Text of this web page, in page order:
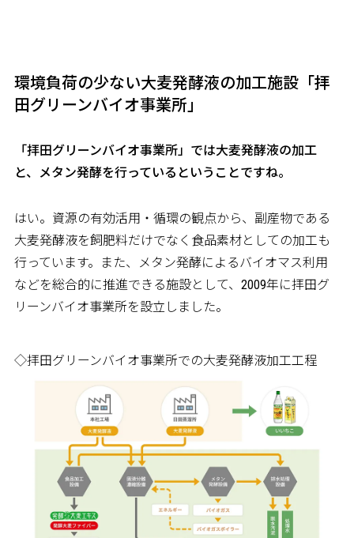
環境負荷の少ない大麦発酵液の加工施設「拝
田グリーンバイオ事業所」
――「拝田グリーンバイオ事業所」では大麦発酵液の加工
と、メタン発酵を行っているということですね。
はい。資源の有効活用・循環の観点から、副産物である
大麦発酵液を飼肥料だけでなく食品素材としての加工も
行っています。また、メタン発酵によるバイオマス利用
などを総合的に推進できる施設として、2009年に拝田グ
リーンバイオ事業所を設立しました。
◇拝田グリーンバイオ事業所での大麦発酵液加工工程